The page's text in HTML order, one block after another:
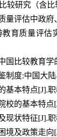
研究（含比
量评估中政
育质量评
比较教育学
度:中国大
本特点[J].职
的基本特点
状特征[J].职
及政策走向